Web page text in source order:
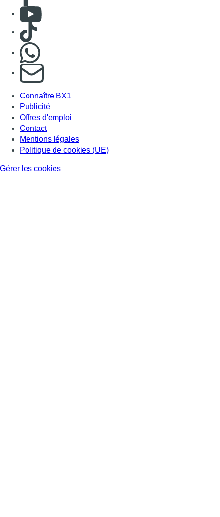
Mentions légales
Politique de cookies (UE)
Gérer les cookies